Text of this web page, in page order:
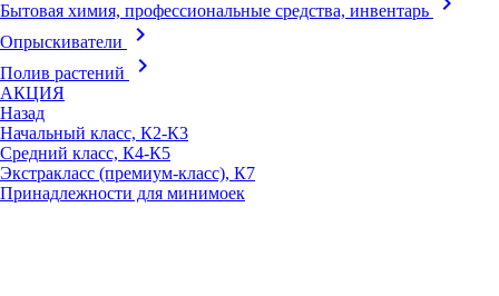
Бытовая химия, профессиональные средства, инвентарь
Опрыскиватели keyboard_arrow_right
Полив растений keyboard_arrow_right
АКЦИЯ
Назад
Начальный класс, К2-К3
Средний класс, К4-К5
Экстракласс (премиум-класс), К7
Принадлежности для минимоек